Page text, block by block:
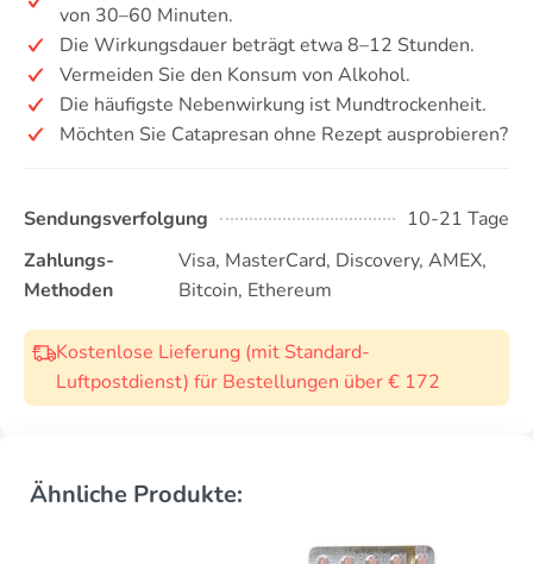
von 30–60 Minuten.
Die Wirkungsdauer beträgt etwa 8–12 Stunden.
Vermeiden Sie den Konsum von Alkohol.
Die häufigste Nebenwirkung ist Mundtrockenheit.
Möchten Sie Catapresan ohne Rezept ausprobieren?
Sendungsverfolgung
10-21 Tage
Zahlungs-
Methoden
Visa, MasterCard, Discovery, AMEX,
Bitcoin, Ethereum
Kostenlose Lieferung (mit Standard-
Luftpostdienst) für Bestellungen über € 172
Ähnliche Produkte: